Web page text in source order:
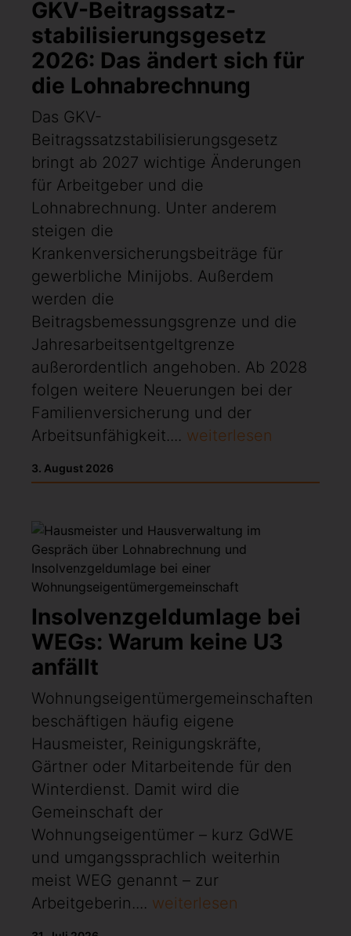
GKV-Beitragssatz­
stabilisierungsgesetz
2026: Das ändert sich für
die Lohnabrechnung
Das GKV-
Beitragssatzstabilisierungsgesetz
bringt ab 2027 wichtige Änderungen
für Arbeitgeber und die
Lohnabrechnung. Unter anderem
steigen die
Krankenversicherungsbeiträge für
gewerbliche Minijobs. Außerdem
werden die
Beitragsbemessungsgrenze und die
Jahresarbeitsentgeltgrenze
außerordentlich angehoben. Ab 2028
folgen weitere Neuerungen bei der
Familienversicherung und der
Arbeitsunfähigkeit.... weiterlesen
3. August 2026
Insolvenzgeldumlage bei
WEGs: Warum keine U3
anfällt
Wohnungseigentümergemeinschaften
beschäftigen häufig eigene
Hausmeister, Reinigungskräfte,
Gärtner oder Mitarbeitende für den
Winterdienst. Damit wird die
Gemeinschaft der
Wohnungseigentümer – kurz GdWE
und umgangssprachlich weiterhin
meist WEG genannt – zur
Arbeitgeberin.... weiterlesen